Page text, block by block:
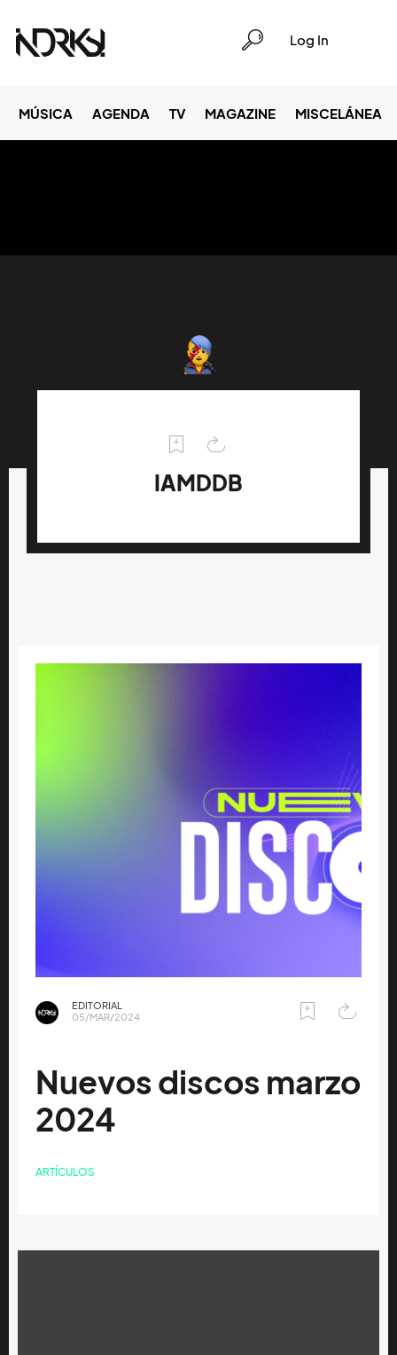
Log In
MÚSICA AGENDA TV MAGAZINE MISCELÁNEA
IAMDDB
EDITORIAL
05/MAR/2024
Nuevos discos marzo
2024
ARTÍCULOS